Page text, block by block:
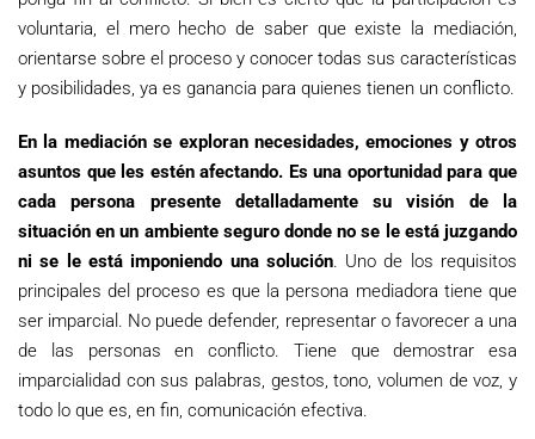
voluntaria, el mero hecho de saber que existe la mediación,
orientarse sobre el proceso y conocer todas sus características
y posibilidades, ya es ganancia para quienes tienen un conflicto.
En la mediación se exploran necesidades, emociones y otros
asuntos que les estén afectando. Es una oportunidad para que
cada persona presente detalladamente su visión de la
situación en un ambiente seguro donde no se le está juzgando
ni se le está imponiendo una solución. Uno de los requisitos
principales del proceso es que la persona mediadora tiene que
ser imparcial. No puede defender, representar o favorecer a una
de las personas en conflicto. Tiene que demostrar esa
imparcialidad con sus palabras, gestos, tono, volumen de voz, y
todo lo que es, en fin, comunicación efectiva.